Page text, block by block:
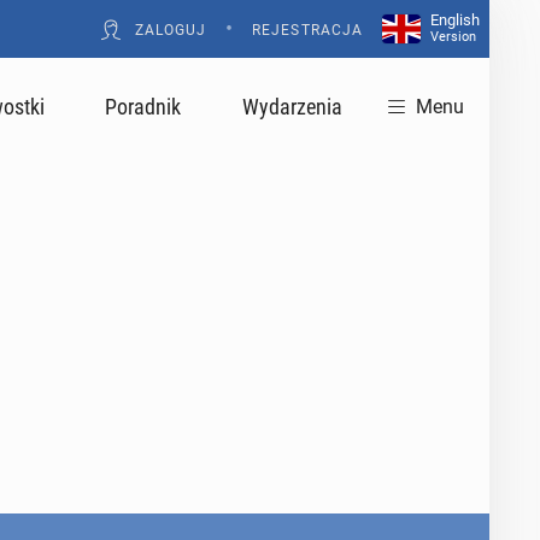
ZALOGUJ • REJESTRACJA
English
Version
Poradnik Wydarzenia Menu